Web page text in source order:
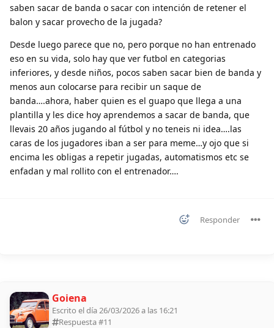
saben sacar de banda o sacar con intención de retener el
balon y sacar provecho de la jugada?
Desde luego parece que no, pero porque no han entrenado
eso en su vida, solo hay que ver futbol en categorias
inferiores, y desde niños, pocos saben sacar bien de banda y
menos aun colocarse para recibir un saque de
banda….ahora, haber quien es el guapo que llega a una
plantilla y les dice hoy aprendemos a sacar de banda, que
llevais 20 años jugando al fútbol y no teneis ni idea….las
caras de los jugadores iban a ser para meme…y ojo que si
encima les obligas a repetir jugadas, automatismos etc se
enfadan y mal rollito con el entrenador….
Responder
Goiena
Escrito el día 26/03/2026 a las 16:21
Respuesta #11